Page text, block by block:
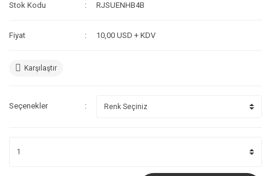
Stok Kodu RJSUENHB4B
Fiyat 10,00 USD + KDV
Karşılaştır
Seçenekler